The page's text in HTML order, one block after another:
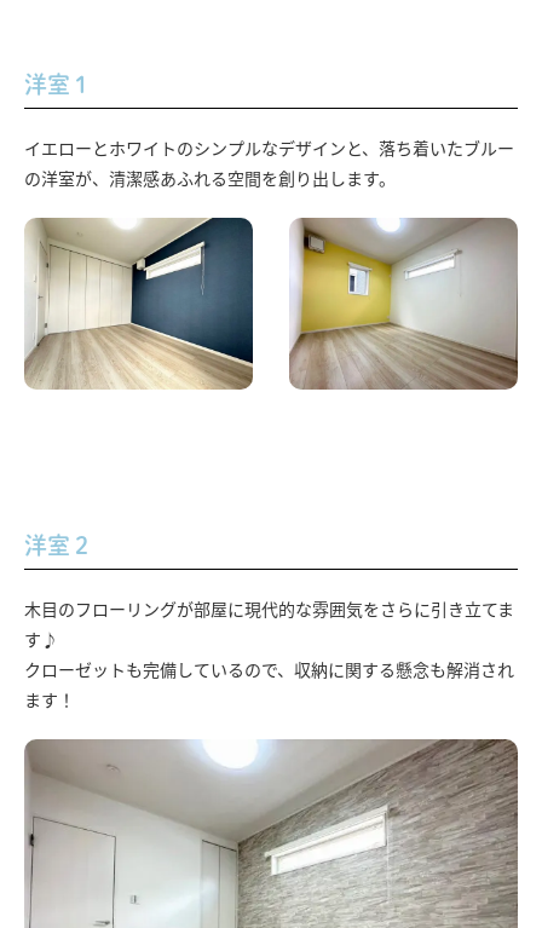
洋室１
イエローとホワイトのシンプルなデザインと、落ち着いたブルー
の洋室が、清潔感あふれる空間を創り出します。
洋室２
木目のフローリングが部屋に現代的な雰囲気をさらに引き立てま
す♪
クローゼットも完備しているので、収納に関する懸念も解消され
ます！